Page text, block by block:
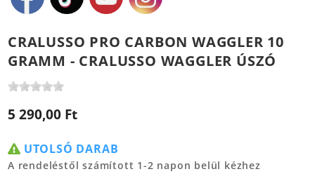
CRALUSSO PRO CARBON WAGGLER 10
GRAMM - CRALUSSO WAGGLER ÚSZÓ
5 290,00 Ft
UTOLSÓ DARAB
A rendeléstől számított 1-2 napon belül kézhez